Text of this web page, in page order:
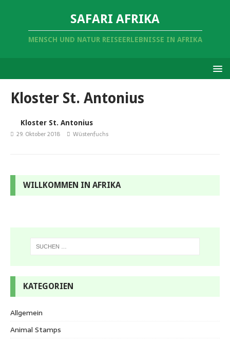
SAFARI AFRIKA
MENSCH UND NATUR REISEERLEBNISSE IN AFRIKA
Kloster St. Antonius
Kloster St. Antonius
29. Oktober 2018 Wüstenfuchs
WILLKOMMEN IN AFRIKA
KATEGORIEN
Allgemein
Animal Stamps